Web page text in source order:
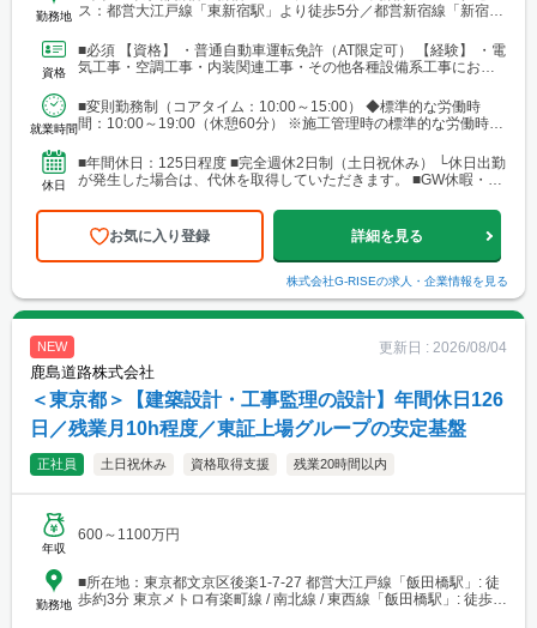
勤務地
ス：都営大江戸線「東新宿駅」より徒歩5分／都営新宿線「新宿三
資格
■必須 【資格】 ・普通自動車運転免許（AT限定可） 【経験】 ・電
気工事・空調工事・内装関連工事・その他各種設備系工事におけ
就業時間
■変則勤務制（コアタイム：10:00～15:00） ◆標準的な労働時
間：10:00～19:00（休憩60分） ※施工管理時の標準的な労働時
休日
■年間休日：125日程度 ■完全週休2日制（土日祝休み） └休日出勤
が発生した場合は、代休を取得していただきます。 ■GW休暇・夏
お気に入り登録 詳細を見る
株式会社G-RISEの求人・企業情報を見る
NEW 更新日 : 2026/08/04
鹿島道路株式会社
＜東京都＞【建築設計・工事監理の設計】年間休日126
日／残業月10h程度／東証上場グループの安定基盤
正社員 土日祝休み 資格取得支援 残業20時間以内
年収
600～1100万円
勤務地
■所在地：東京都文京区後楽1-7-27 都営大江戸線「飯田橋駅」: 徒
歩約3分 東京メトロ有楽町線 / 南北線 / 東西線「飯田橋駅」: 徒歩約